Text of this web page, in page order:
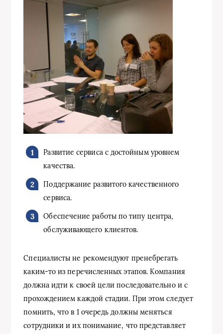
Развитие сервиса с достойным уровнем
качества.
Поддержание развитого качественного
сервиса.
Обеспечение работы по типу центра,
обслуживающего клиентов.
Специалисты не рекомендуют пренебрегать
каким-то из перечисленных этапов. Компания
должна идти к своей цели последовательно и с
прохождением каждой стадии. При этом следует
помнить, что в 1 очередь должны меняться
сотрудники и их понимание, что представляет